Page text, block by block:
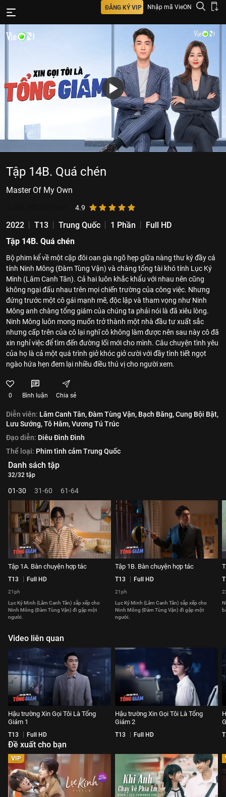
ĐĂNG KÝ VIP Nhập mã VieON
Tập 14B. Quá chén
Master Of My Own
4.9
2022 T13 Trung Quốc 1 Phần
Full HD
Tập 14B. Quá chén
Bộ phim kể về một cặp đôi oan gia ngõ hẹp giữa nàng thư ký đầy cá
tính Ninh Mông (Đàm Tùng Vận) và chàng tổng tài khó tính Lục Ký
Minh (Lâm Canh Tân). Cả hai luôn khắc khẩu với nhau nên cũng
không ngại đấu nhau trên mọi chiến trường của công việc. Nhưng
đứng trước một cô gái mạnh mẽ, độc lập và tham vọng như Ninh
Mông anh chàng tổng giám của chúng ta phải nói là đã xiêu lòng.
Ninh Mông luôn mong muốn trở thành một nhà đầu tư xuất sắc
nhưng cấp trên của cô lại nghĩ cô không làm được nên sau này cô đã
xin nghỉ việc để tìm đến đường lối mới cho mình. Câu chuyện tình yêu
của họ là cả một quá trình giở khóc giở cười với đầy tình tiết ngọt
ngào hứa hẹn đem lại nhiều điều thú vị cho người xem.
0 Bình luận Chia sẻ
Diễn viên: Lâm Canh Tân,Đàm Tùng Vận, Bạch Băng,Cung Bội Bật,
Lưu Sướng,Tô Hâm,Vương Tú Trúc
Đạo diễn: Diêu Đình Đình
Thể loại: Phim tình cảm Trung Quốc
Danh sách tập
32/32 tập
01-30 31-60 61-64
Tập 1A. Bàn chuyện hợp tác
T13 Full HD
21ph
Lục Ký Minh (Lâm Canh Tân) sắp xếp cho
Ninh Mông (Đàm Tùng Vận) đi gặp một
người.
Tập 1B. Bàn chuyện hợp tác
T13 Full HD
21ph
Lục Ký Minh (Lâm Canh Tân) sắp xếp cho
Ninh Mông (Đàm Tùng Vận) đi gặp một
người.
Video liên quan
Hậu trường Xin Gọi Tôi Là Tổng
Giám 1
T13 Full HD
Hậu trường Xin Gọi Tôi Là Tổng
Giám 2
T13 Full HD
Đề xuất cho bạn
VIP